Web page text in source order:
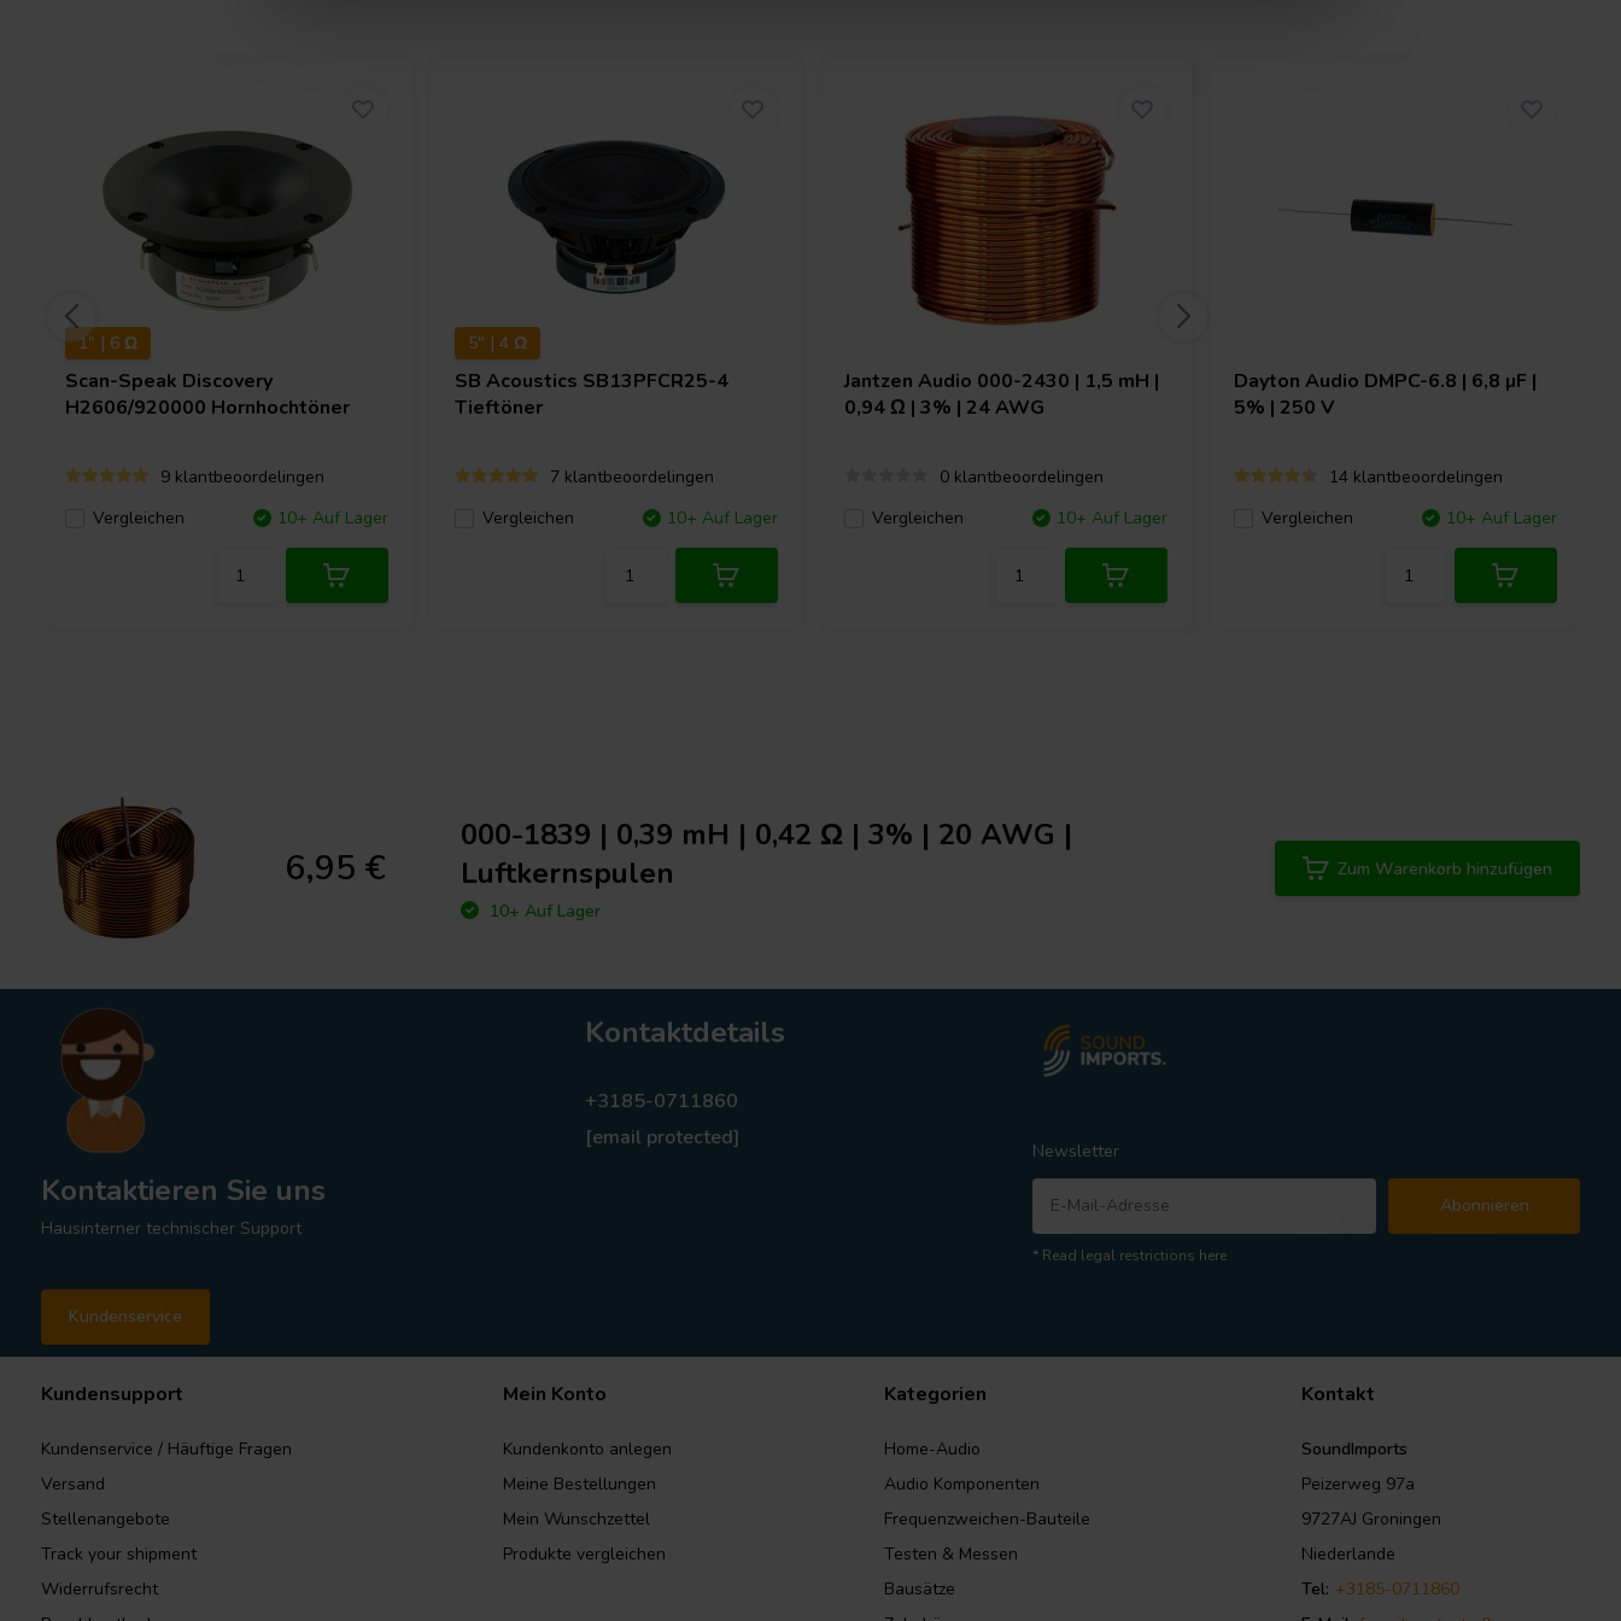
1" | 6 Ω
Scan-Speak Discovery
H2606/920000 Hornhochtöner
9 klantbeoordelingen
Vergleichen
10+ Auf Lager
5" | 4 Ω
SB Acoustics SB13PFCR25-4
Tieftöner
7 klantbeoordelingen
Vergleichen
10+ Auf Lager
Jantzen Audio 000-2430 | 1,5 mH |
0,94 Ω | 3% | 24 AWG
0 klantbeoordelingen
Vergleichen
10+ Auf Lager
Dayton Audio DMPC-6.8 | 6,8 µF |
5% | 250 V
14 klantbeoordelingen
Vergleichen
10+ Auf Lager
6,95 €
000-1839 | 0,39 mH | 0,42 Ω | 3% | 20 AWG |
Luftkernspulen
10+ Auf Lager
Zum Warenkorb hinzufügen
Kontaktieren Sie uns
Hausinterner technischer Support
Kundenservice
Kontaktdetails
+3185-0711860
[email protected]
Newsletter
Abonnieren
* Read legal restrictions here
Kundensupport
Kundenservice / Häuftige Fragen
Versand
Stellenangebote
Track your shipment
Widerrufsrecht
Mein Konto
Kundenkonto anlegen
Meine Bestellungen
Mein Wunschzettel
Produkte vergleichen
Kategorien
Home-Audio
Audio Komponenten
Frequenzweichen-Bauteile
Testen & Messen
Bausätze
Kontakt
SoundImports
Peizerweg 97a
9727AJ Groningen
Niederlande
Tel: +3185-0711860